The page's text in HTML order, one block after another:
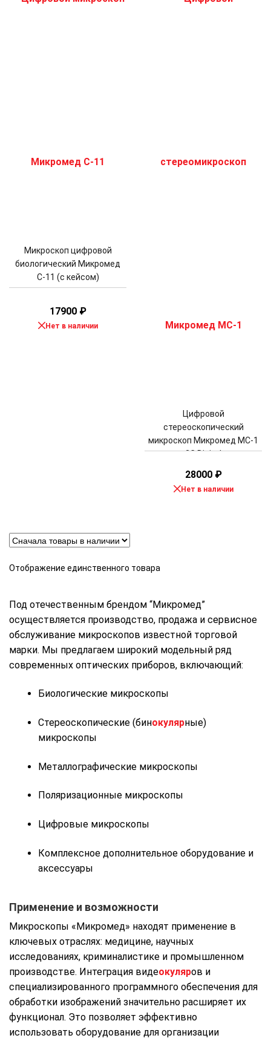
Микроскоп цифровой
биологический Микромед
С-11 (с кейсом)
17900 ₽
Нет в наличии
Цифровой
стереоскопический
микроскоп Микромед МС-1
2C Digital
28000 ₽
Нет в наличии
Отображение единственного товара
Под отечественным брендом “Микромед”
осуществляется производство, продажа и сервисное
обслуживание микроскопов известной торговой
марки. Мы предлагаем широкий модельный ряд
современных оптических приборов, включающий:
Биологические микроскопы
Стереоскопические (бинокулярные)
микроскопы
Металлографические микроскопы
Поляризационные микроскопы
Цифровые микроскопы
Комплексное дополнительное оборудование и
аксессуары
Применение и возможности
Микроскопы «Микромед» находят применение в
ключевых отраслях: медицине, научных
исследованиях, криминалистике и промышленном
производстве. Интеграция видеокуляров и
специализированного программного обеспечения для
обработки изображений значительно расширяет их
функционал. Это позволяет эффективно
использовать оборудование для организации